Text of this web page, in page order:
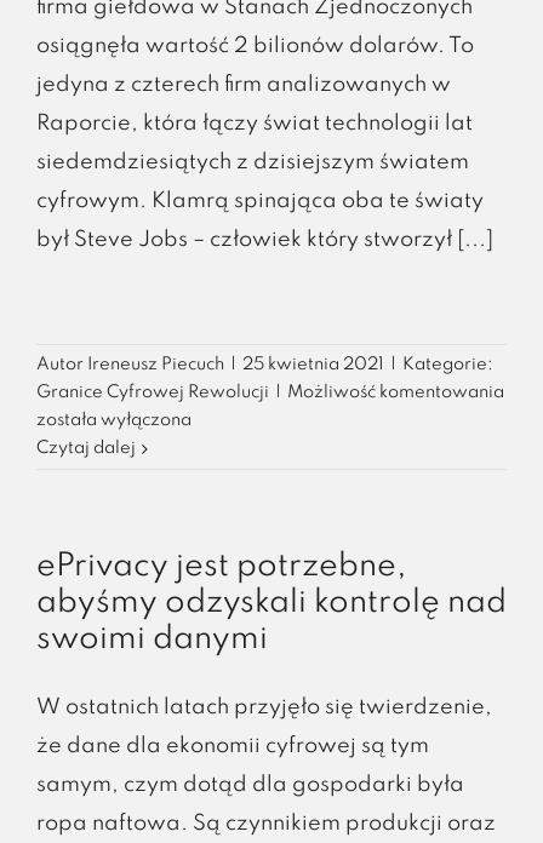
firma giełdowa w Stanach Zjednoczonych
osiągnęła wartość 2 bilionów dolarów. To
jedyna z czterech firm analizowanych w
Raporcie, która łączy świat technologii lat
siedemdziesiątych z dzisiejszym światem
cyfrowym. Klamrą spinająca oba te światy
był Steve Jobs – człowiek który stworzył [...]
Autor Ireneusz Piecuch 25 kwietnia 2021
Kategorie:
Granice Cyfrowej Rewolucji
Możliwość komentowania
Bezwstydne
podkradanie
została wyłączona
Czytaj dalej
ePrivacy jest potrzebne,
abyśmy odzyskali kontrolę nad
swoimi danymi
W ostatnich latach przyjęło się twierdzenie,
że dane dla ekonomii cyfrowej są tym
samym, czym dotąd dla gospodarki była
ropa naftowa. Są czynnikiem produkcji oraz